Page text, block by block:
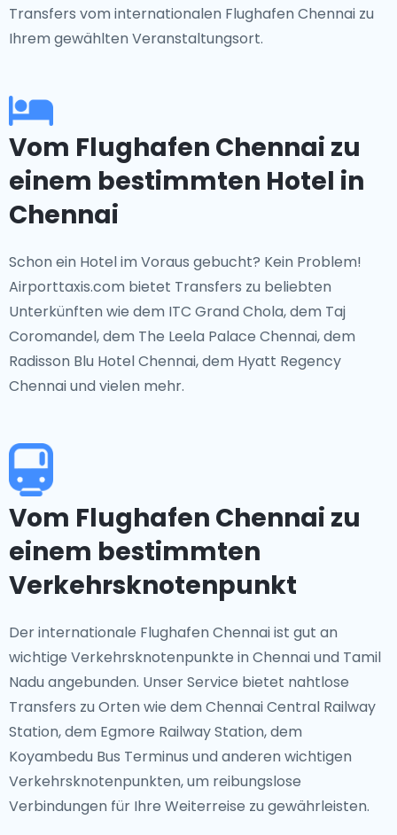
Transfers vom internationalen Flughafen Chennai zu
Ihrem gewählten Veranstaltungsort.
Vom Flughafen Chennai zu
einem bestimmten Hotel in
Chennai
Schon ein Hotel im Voraus gebucht? Kein Problem!
Airporttaxis.com bietet Transfers zu beliebten
Unterkünften wie dem ITC Grand Chola, dem Taj
Coromandel, dem The Leela Palace Chennai, dem
Radisson Blu Hotel Chennai, dem Hyatt Regency
Chennai und vielen mehr.
Vom Flughafen Chennai zu
einem bestimmten
Verkehrsknotenpunkt
Der internationale Flughafen Chennai ist gut an
wichtige Verkehrsknotenpunkte in Chennai und Tamil
Nadu angebunden. Unser Service bietet nahtlose
Transfers zu Orten wie dem Chennai Central Railway
Station, dem Egmore Railway Station, dem
Koyambedu Bus Terminus und anderen wichtigen
Verkehrsknotenpunkten, um reibungslose
Verbindungen für Ihre Weiterreise zu gewährleisten.